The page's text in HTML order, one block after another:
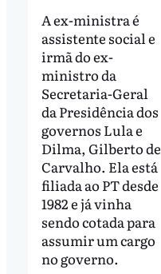
A ex-ministra é
assistente social e
irmã do ex-
ministro da
Secretaria-Geral
da Presidência dos
governos Lula e
Dilma, Gilberto de
Carvalho. Ela está
filiada ao PT desde
1982 e já vinha
sendo cotada para
assumir um cargo
no governo.